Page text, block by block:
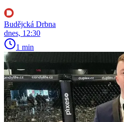
Budějcká Drbna
dnes, 12:30
1 min